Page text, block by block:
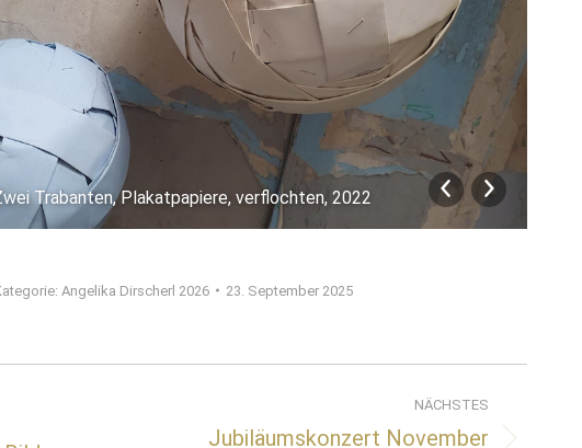
Trabanten, Plakatpapiere, verflochten, 2022
Angelika Dirscherl 2026 23. September 2025
NÄCHSTES
Jubiläumskonzert November